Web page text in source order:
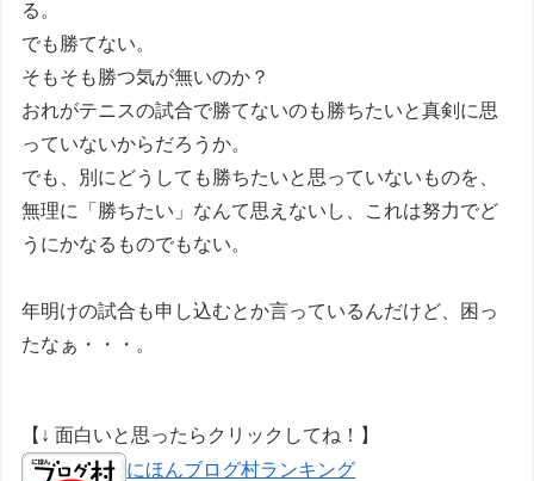
る。
でも勝てない。
そもそも勝つ気が無いのか？
おれがテニスの試合で勝てないのも勝ちたいと真剣に思
っていないからだろうか。
でも、別にどうしても勝ちたいと思っていないものを、
無理に「勝ちたい」なんて思えないし、これは努力でど
うにかなるものでもない。
年明けの試合も申し込むとか言っているんだけど、困っ
たなぁ・・・。
【↓ 面白いと思ったらクリックしてね！】
にほんブログ村ランキング